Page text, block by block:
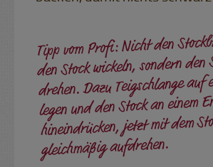
Tipp vom Profi: Nicht den
den Stock wickeln, sondern den
drehen. Dazu Teigschlange
legen und den Stock an einem
hineindrücken, jetzt mit dem
gleichmäßig aufdrehen.